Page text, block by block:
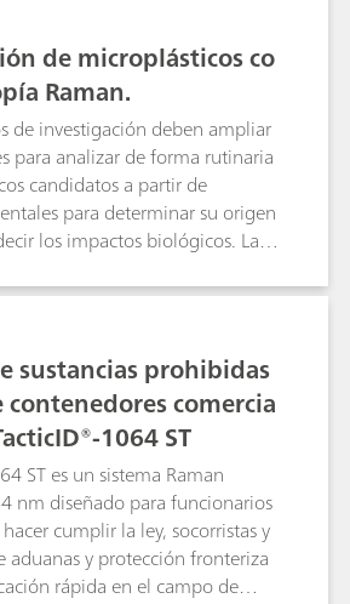
de microplásticos co
Raman.
de investigación deben ampliar
para analizar de forma rutinaria
candidatos a partir de
para determinar su origen
los impactos biológicos. Las
de polímeros. La
de laboratorio es una
Raman confocales
infrarrojos por transformada
para la identificación rápida de
Se utilizó microscopía
partículas microplásticas
esta nota de aplicación.
sustancias prohibidas
contenedores comercia
1064 ST
ST es un sistema Raman
nm diseñado para funcionarios
cumplir la ley, socorristas y
aduanas y protección fronteriza
rápida en el campo de